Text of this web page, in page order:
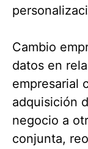
Cambio
datos en
empresarial
adquisición
negocio a
conjunta,